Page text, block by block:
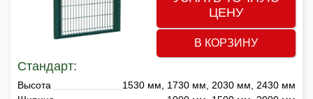
ЦЕНУ
В КОРЗИНУ
Стандарт:
Высота
1530 мм, 1730 мм, 2030 мм, 2430 мм